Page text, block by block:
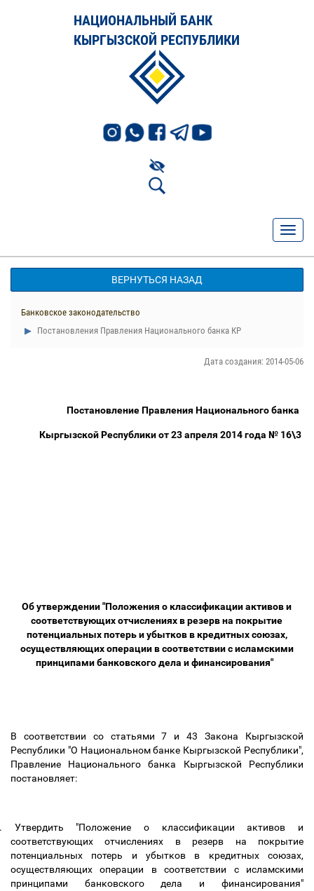
НАЦИОНАЛЬНЫЙ БАНК
КЫРГЫЗСКОЙ РЕСПУБЛИКИ
ВЕРНУТЬСЯ НАЗАД
Банковское законодательство
Постановления Правления Национального банка КР
Дата создания: 2014-05-06
Постановление Правления Национального банка
Кыргызской Республики от 23 апреля 2014 года № 16\3
Об утверждении "Положения о классификации активов и
соответствующих отчислениях в резерв на покрытие
потенциальных потерь и убытков в кредитных союзах,
осуществляющих операции в соответствии с исламскими
принципами банковского дела и финансирования"
В соответствии со статьями 7 и 43 Закона Кыргызской
Республики "О Национальном банке Кыргызской Республики",
Правление Национального банка Кыргызской Республики
постановляет:
Утвердить "Положение о классификации активов и
соответствующих отчислениях в резерв на покрытие
потенциальных потерь и убытков в кредитных союзах,
осуществляющих операции в соответствии с исламскими
принципами банковского дела и финансирования"